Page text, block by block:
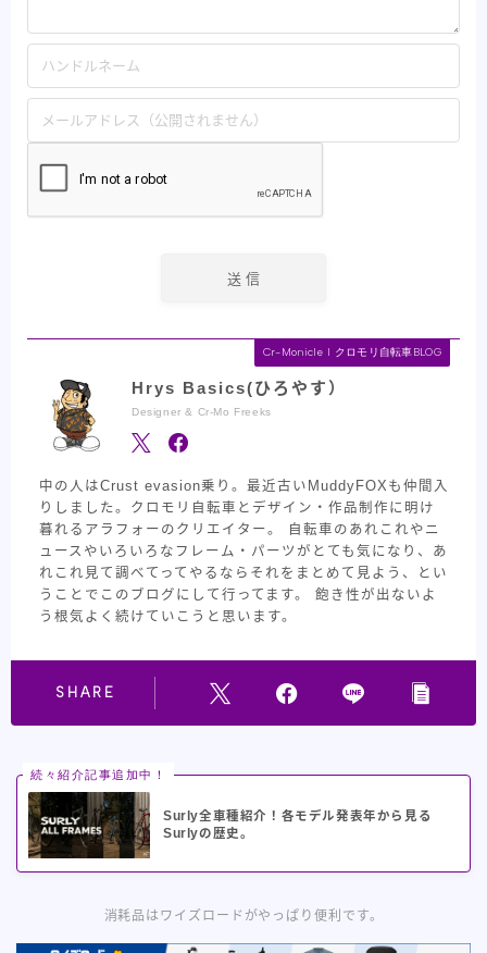
Cr-Monicle l クロモリ自転車BLOG
Hrys Basics(ひろやす）
Designer & Cr-Mo Freeks
中の人はCrust evasion乗り。最近古いMuddyFOXも仲間入
りしました。クロモリ自転車とデザイン・作品制作に明け
暮れるアラフォーのクリエイター。 自転車のあれこれやニ
ュースやいろいろなフレーム・パーツがとても気になり、あ
れこれ見て調べてってやるならそれをまとめて見よう、とい
うことでこのブログにして行ってます。 飽き性が出ないよ
う根気よく続けていこうと思います。
SHARE
続々紹介記事追加中！
Surly全車種紹介！各モデル発表年から見る
Surlyの歴史。
消耗品はワイズロードがやっぱり便利です。